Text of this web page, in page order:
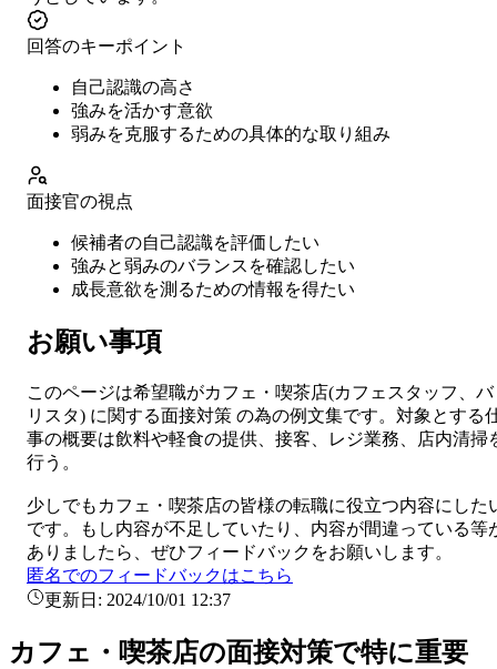
回答のキーポイント
自己認識の高さ
強みを活かす意欲
弱みを克服するための具体的な取り組み
面接官の視点
候補者の自己認識を評価したい
強みと弱みのバランスを確認したい
成長意欲を測るための情報を得たい
お願い事項
このページは希望職がカフェ・喫茶店(カフェスタッフ、バ
リスタ) に関する面接対策 の為の例文集です。対象とする
事の概要は飲料や軽食の提供、接客、レジ業務、店内清掃
行う。
少しでも カフェ・喫茶店の皆様の転職に役立つ内容にした
です。もし内容が不足していたり、内容が間違っている等
ありましたら、ぜひフィードバックをお願いします。
匿名でのフィードバックはこちら
更新日: 2024/10/01 12:37
カフェ・喫茶店の面接対策で特に重要